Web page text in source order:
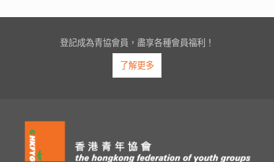
登記成為青協會員，盡享各種會員福利！
了解更多